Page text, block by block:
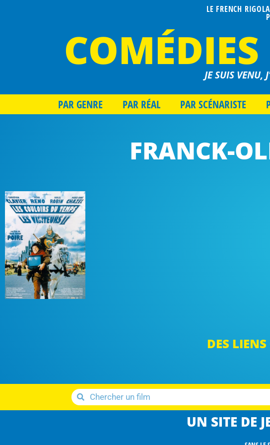
LE FRENCH
JE SUIS VENU,
PAR GENRE PAR RÉAL PAR SCÉNARISTE
FRANCK-
DES
UN SITE DE